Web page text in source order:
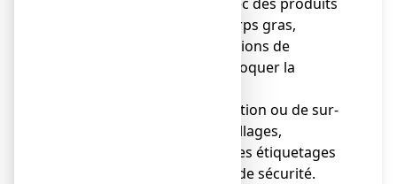
inflammables ou des corps gras,
● ne pas utiliser de solutions de
nettoyage pouvant provoquer la
● ne pas ajouter de mention ou de sur-
étiquetage sur les emballages,
● conserver l'intégrité des étiquetages
pharmaceutiques et de sécurité.